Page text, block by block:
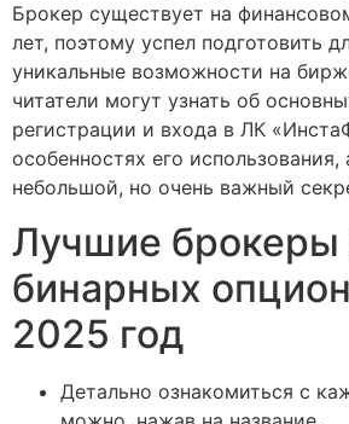
Брокер существует на
лет, поэтому успел подготовить
уникальные возможности на
читатели могут узнать об
регистрации и входа в ЛК
особенностях его использования,
небольшой, но очень важный
Лучшие брокеры
бинарных
2025 год
Детально ознакомиться с